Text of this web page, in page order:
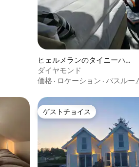
ヒェルメランのタイニーハウ
ス
ダイヤモンド
価格 · ロケーション · バスルー
ゲストチョイス
ゲストチョイス